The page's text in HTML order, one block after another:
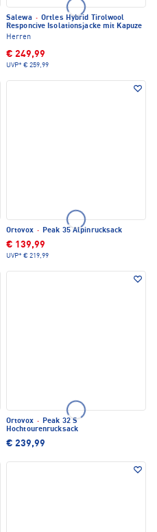
Salewa · Ortles Hybrid Tirolwool
Responcive Isolationsjacke mit Kapuze
Herren
€ 249,99
UVP* € 259,99
Ortovox · Peak 35 Alpinrucksack
€ 139,99
UVP* € 219,99
Ortovox · Peak 32 S
Hochtourenrucksack
€ 239,99